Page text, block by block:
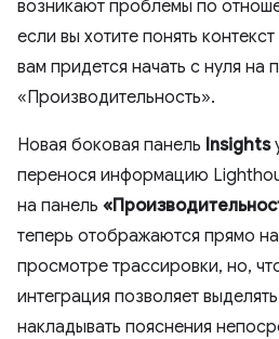
возникают проблемы по
если вы хотите понять
вам придется начать с нуля на
«Производительность».
Новая боковая панель Insights
перенося информацию
на панель
теперь отображаются прямо
просмотре трассировки, но,
интеграция позволяет
накладывать пояснения